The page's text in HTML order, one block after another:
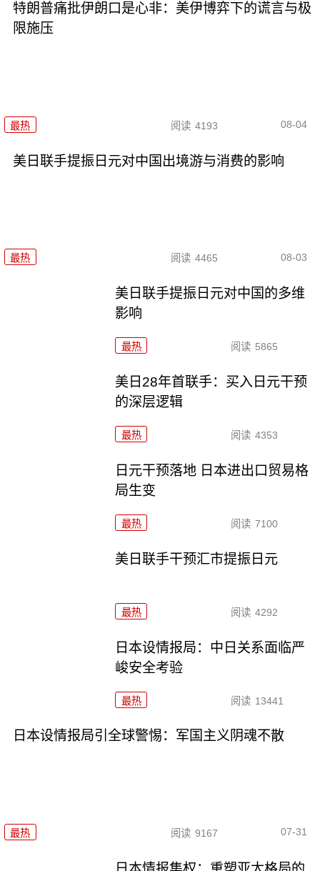
特朗普痛批伊朗口是心非：美伊博弈下的谎言与极
限施压
最热 阅读 4193 08-04
美日联手提振日元对中国出境游与消费的影响
最热 阅读 4465 08-03
美日联手提振日元对中国的多维
影响
最热 阅读 5865
美日28年首联手：买入日元干预
的深层逻辑
最热 阅读 4353
日元干预落地 日本进出口贸易格
局生变
最热 阅读 7100
美日联手干预汇市提振日元
最热 阅读 4292
日本设情报局：中日关系面临严
峻安全考验
最热 阅读 13441
日本设情报局引全球警惕：军国主义阴魂不散
最热 阅读 9167 07-31